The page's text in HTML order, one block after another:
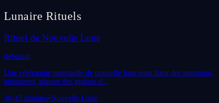
Lunaire Rituels
Rituel de Nouvelle Lune
débutant
Une cérémonie mensuelle de nouvelle lune pour fixer des intentions
puissantes, planter des graines d...
30-45 minutes•Nouvelle Lune